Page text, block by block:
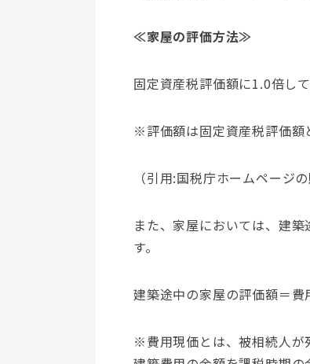
≪家屋の評価方法≫
固定資産税評価額に1.0倍して
※評価額は固定資産税評価額
（引用:国税庁ホームページ
また、家屋においては、建
す。
建築途中の家屋の評価額＝
※費用現価とは、被相続人が